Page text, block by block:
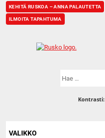
KEHITÄ RUSKOA – ANNA PALAUTETTA
ILMOITA TAPAHTUMA
Hae:
Kontrasti:
VALIKKO